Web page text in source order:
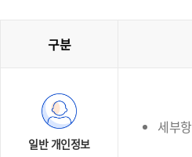
구분
일반 개인정보
세부